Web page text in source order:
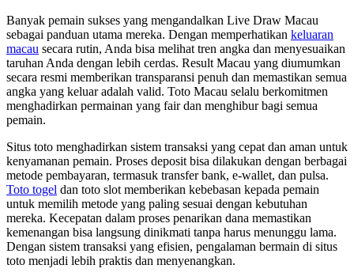
Banyak pemain sukses yang mengandalkan Live Draw Macau
sebagai panduan utama mereka. Dengan memperhatikan keluaran
macau secara rutin, Anda bisa melihat tren angka dan menyesuaikan
taruhan Anda dengan lebih cerdas. Result Macau yang diumumkan
secara resmi memberikan transparansi penuh dan memastikan semua
angka yang keluar adalah valid. Toto Macau selalu berkomitmen
menghadirkan permainan yang fair dan menghibur bagi semua
pemain.
Situs toto menghadirkan sistem transaksi yang cepat dan aman untuk
kenyamanan pemain. Proses deposit bisa dilakukan dengan berbagai
metode pembayaran, termasuk transfer bank, e-wallet, dan pulsa.
Toto togel dan toto slot memberikan kebebasan kepada pemain
untuk memilih metode yang paling sesuai dengan kebutuhan
mereka. Kecepatan dalam proses penarikan dana memastikan
kemenangan bisa langsung dinikmati tanpa harus menunggu lama.
Dengan sistem transaksi yang efisien, pengalaman bermain di situs
toto menjadi lebih praktis dan menyenangkan.